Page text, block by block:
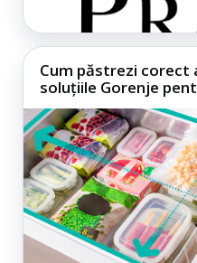
Cum păstrezi corect
soluțiile Gorenje